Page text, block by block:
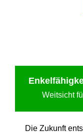
Weitsicht
Die Zukunft